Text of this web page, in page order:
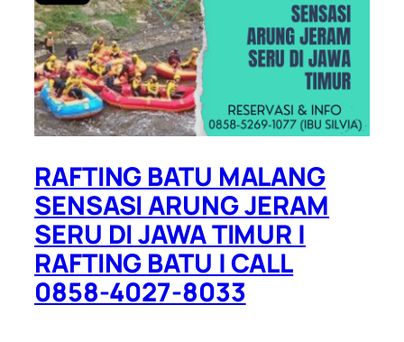
RAFTING BATU MALANG
SENSASI ARUNG JERAM
SERU DI JAWA TIMUR |
RAFTING BATU | CALL
0858-4027-8033